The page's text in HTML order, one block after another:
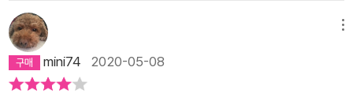
한 기록을 담고 있다. 저자는 당시 몸이 열 개라도 모자란 상황이
었다. 국립대학(한국예술종합학교)에서 학생들을 가르쳤고, 방송
국에서 라디오 프로그램을 진행했고, 다양한 행사에 불려 다녔고,
mini74 2020-05-08